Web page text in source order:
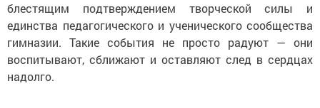
блестящим подтверждением творческой силы и
единства педагогического и ученического сообщества
гимназии. Такие события не просто радуют — они
воспитывают, сближают и оставляют след в сердцах
надолго.